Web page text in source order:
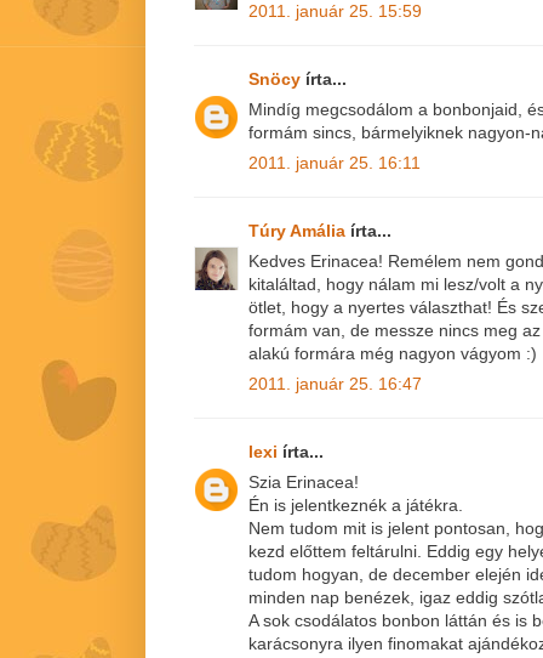
2011. január 25. 15:59
Snöcy írta...
Mindíg megcsodálom a bonbonjaid,
formám sincs, bármelyiknek nagyon-
2011. január 25. 16:11
Túry Amália írta...
Kedves Erinacea! Remélem nem
kitaláltad, hogy nálam mi lesz/volt a
ötlet, hogy a nyertes választhat! És
formám van, de messze nincs meg
alakú formára még nagyon vágyom :)
2011. január 25. 16:47
lexi írta...
Szia Erinacea!
Én is jelentkeznék a játékra.
Nem tudom mit is jelent pontosan,
kezd előttem feltárulni. Eddig egy
tudom hogyan, de december elején
minden nap benézek, igaz eddig
A sok csodálatos bonbon láttán és is
karácsonyra ilyen finomakat